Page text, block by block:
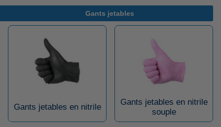
Gants jetables
Gants jetables en nitrile
Gants jetables en nitrile
souple